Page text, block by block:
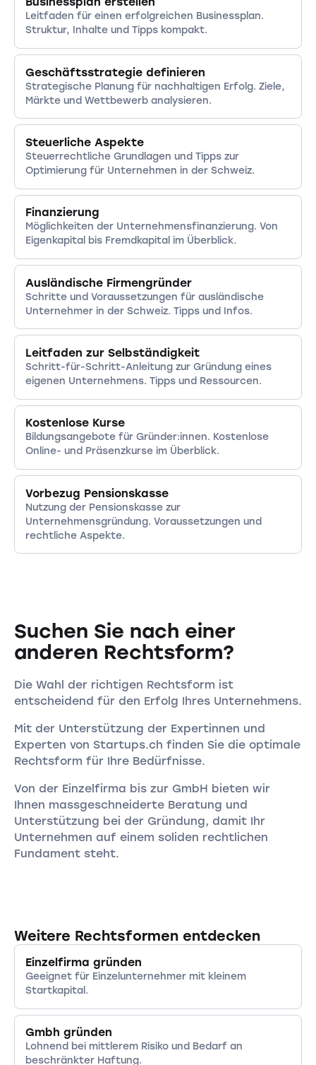
Anerkennung der Gemeinnützigkeit durch das
kantonale Steueramt.
Leitfaden für einen erfolgreichen Businessplan.
Struktur, Inhalte und Tipps kompakt.
Geschäftsstrategie definieren
Strategische Planung für nachhaltigen Erfolg. Ziele,
Märkte und Wettbewerb analysieren.
Steuerliche Aspekte
Steuerrechtliche Grundlagen und Tipps zur
Optimierung für Unternehmen in der Schweiz.
Finanzierung
Möglichkeiten der Unternehmensfinanzierung. Von
Eigenkapital bis Fremdkapital im Überblick.
Ausländische Firmengründer
Schritte und Voraussetzungen für ausländische
Unternehmer in der Schweiz. Tipps und Infos.
Leitfaden zur Selbständigkeit
Schritt-für-Schritt-Anleitung zur Gründung eines
eigenen Unternehmens. Tipps und Ressourcen.
Kostenlose Kurse
Bildungsangebote für Gründer:innen. Kostenlose
Online- und Präsenzkurse im Überblick.
Vorbezug Pensionskasse
Nutzung der Pensionskasse zur
Unternehmensgründung. Voraussetzungen und
rechtliche Aspekte.
Suchen Sie nach einer
anderen Rechtsform?
Die Wahl der richtigen Rechtsform ist
entscheidend für den Erfolg Ihres Unternehmens.
Mit der Unterstützung der Expertinnen und
Experten von Startups.ch finden Sie die optimale
Rechtsform für Ihre Bedürfnisse.
Von der Einzelfirma bis zur GmbH bieten wir
Ihnen massgeschneiderte Beratung und
Unterstützung bei der Gründung, damit Ihr
Unternehmen auf einem soliden rechtlichen
Fundament steht.
Weitere Rechtsformen entdecken
Einzelfirma gründen
Geeignet für Einzelunternehmer mit kleinem
Startkapital.
Gmbh gründen
Lohnend bei mittlerem Risiko und Bedarf an
beschränkter Haftung.